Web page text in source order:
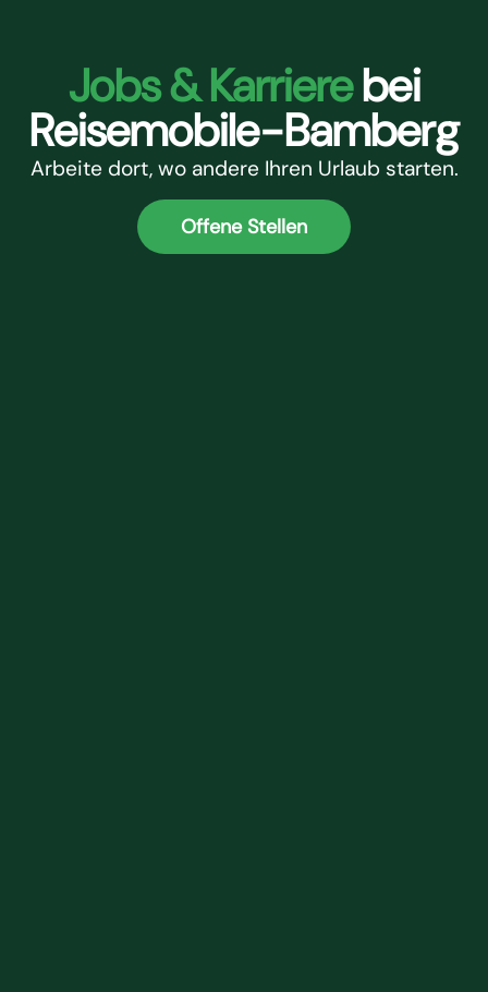
Jobs & Karrierebei
Reisemobile-Bamberg
Arbeite dort, wo andere Ihren Urlaub starten.
Offene Stellen